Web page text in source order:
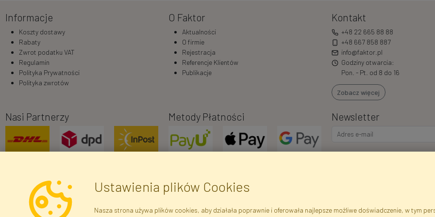
Informacje
Koszty dostawy
Rabaty
Zwrot podatku VAT
Regulamin
Polityka Prywatności
Polityka zwrotów
O Faktor
Aktualności
O firmie
Rejestracja
Referencje Klientów
Publikacje
Kontakt
+48 22 665 88 88
+48 667 858 887
info@faktor.pl
Godziny otwarcia:
Pon. - Pt. od 8 do 16
Zobacz więcej
Nasi Partnerzy Metody Płatności Newsletter
Ustawienia plików Cookies
Nasza strona używa plików cookies, aby działała poprawnie i oferowała najlepsze możliwe doświadczenie, w tym